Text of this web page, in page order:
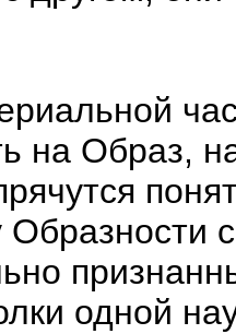
на Образ,
одной